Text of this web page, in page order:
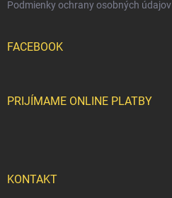
Podmienky ochrany osobných údajov
FACEBOOK
PRIJÍMAME ONLINE PLATBY
KONTAKT